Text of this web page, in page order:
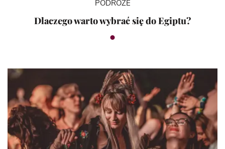
PODRÓŻE
Dlaczego warto wybrać się do Egiptu?